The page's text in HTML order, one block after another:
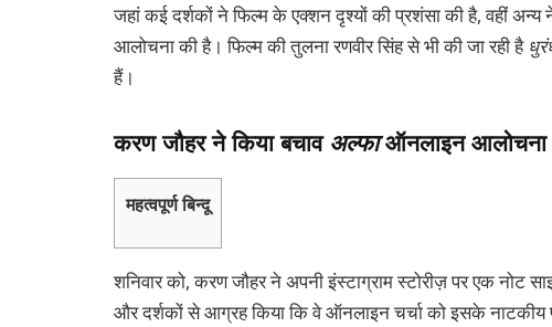
जहां कई दर्शकों ने फिल्म के एक्शन दृश्यों की प्रशंसा की है, वहीं
आलोचना की है। फिल्म की तुलना रणवीर सिंह से भी की जा रही है
हैं।
करण जौहर ने किया बचाव अल्फाऑनलाइन आलोचना
महत्वपूर्ण बिन्दू
शनिवार को, करण जौहर ने अपनी इंस्टाग्राम स्टोरीज़ पर एक नोट
और दर्शकों से आग्रह किया कि वे ऑनलाइन चर्चा को इसके नाटकीय